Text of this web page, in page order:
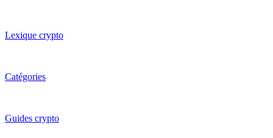
Lexique crypto
Catégories
Guides crypto